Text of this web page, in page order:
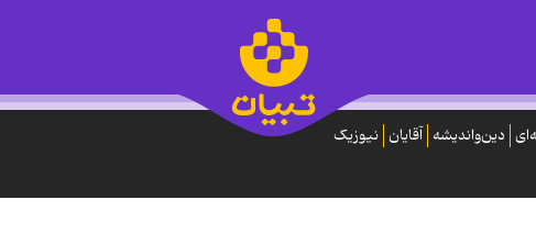
دین‌واندیشه آقایان نیوزیک